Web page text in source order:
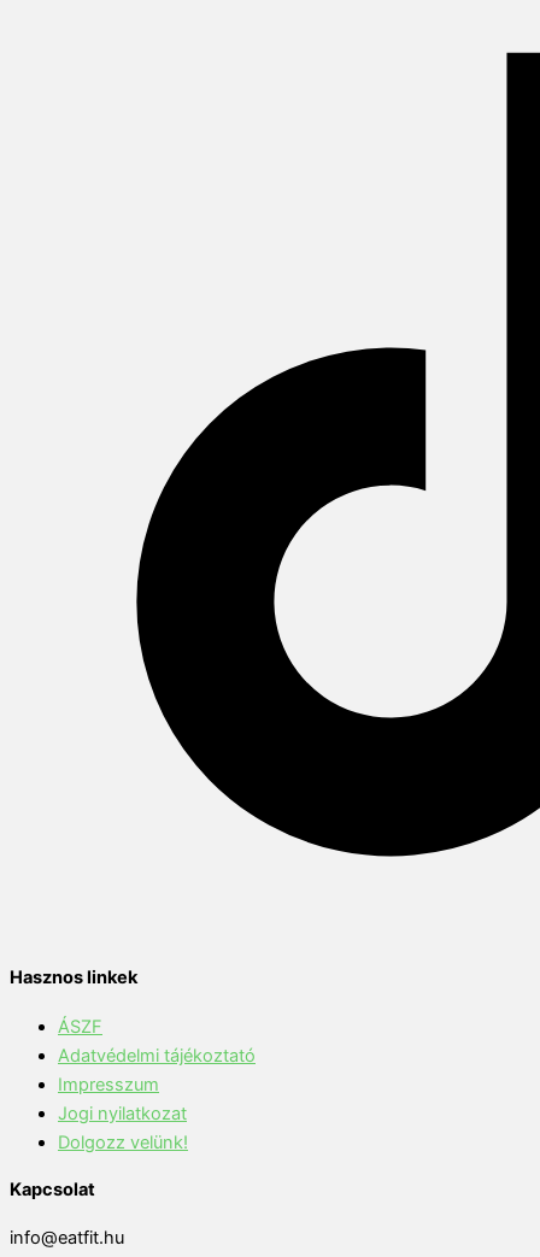
Hasznos linkek
ÁSZF
Adatvédelmi tájékoztató
Impresszum
Jogi nyilatkozat
Dolgozz velünk!
Kapcsolat
info@eatfit.hu